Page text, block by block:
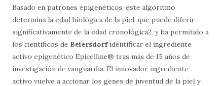
Basado en patrones epigenéticos, este algoritmo
determina la edad biológica de la piel, que puede diferir
significativamente de la edad cronológica2, y ha permitido a
los científicos de Beiersdorfidentificar el ingrediente
activo epigenético Epicelline® tras más de 15 años de
investigación de vanguardia. El innovador ingrediente
activo vuelve a accionar los genes de juventud de la piel y